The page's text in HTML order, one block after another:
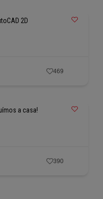
2D
469
a casa!
390